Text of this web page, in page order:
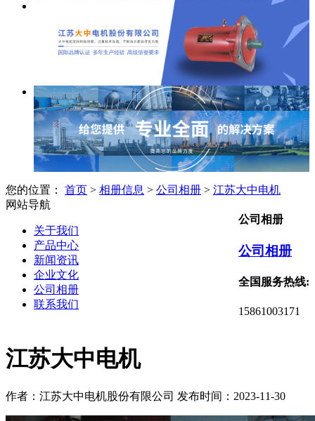
您的位置： 首页 > 相册信息 > 公司相册 > 江苏大中电机
公司相册
公司相册
全国服务热线:
15861003171
江苏大中电机
作者：江苏大中电机股份有限公司 发布时间：2023-11-30
网站导航
关于我们
产品中心
新闻资讯
企业文化
公司相册
联系我们